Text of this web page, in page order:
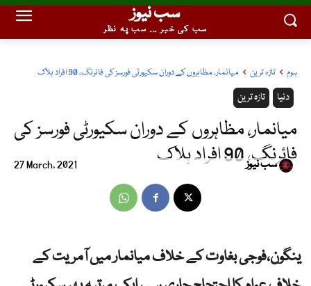
سب نیوز
سب کی خبر ... سب پہ نظر
ہوم تازہ ترین میانمار، مظاہروں کے دوران سکیورٹی فورسز کی فائرنگ، 90 افراد ہلاک
تازہ ترین دنیا
میانمار، مظاہروں کے دوران سکیورٹی فورسز کی
فائرنگ، 90 افراد ہلاک
27 March, 2021 سب نیوز
ینگون،فوجی بغاوت کے خلاف میانمار میں آمریت کے